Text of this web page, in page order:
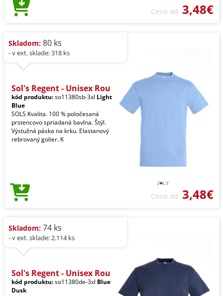
Cena od 3,48€
Skladom: 80 ks
- v ext. sklade: 318 ks
Sol's Regent - Unisex Rou
kód produktu:so11380sb-3xl Light
Blue
SOLS Kvalita. 100 % poločesaná
prstencovo spriadaná bavlna. Štýl.
Výstužná páska na krku. Elastanový
rebrovaný golier. K
Cena od 3,48€
Skladom: 74 ks
- v ext. sklade: 2.114 ks
Sol's Regent - Unisex Rou
kód produktu:so11380de-3xl Blue
Dusk